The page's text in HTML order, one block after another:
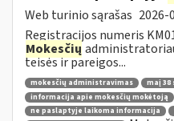
Web turinio sąrašas 2026-
Registracijos numeris
Mokesčių
teisės ir pareigos...
mokesčių administravimas maį 38
informacija apie mokesčių mokėtoją
ne paslaptyje laikoma informacija